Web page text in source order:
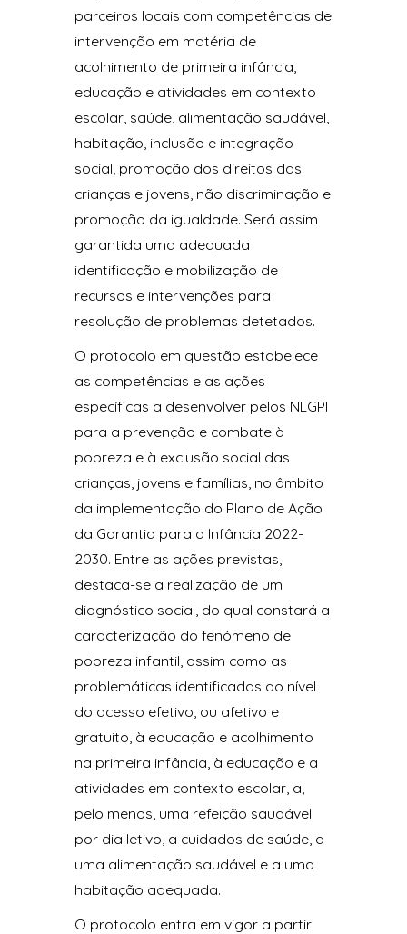
parceiros locais com competências de
intervenção em matéria de
acolhimento de primeira infância,
educação e atividades em contexto
escolar, saúde, alimentação saudável,
habitação, inclusão e integração
social, promoção dos direitos das
crianças e jovens, não discriminação e
promoção da igualdade. Será assim
garantida uma adequada
identificação e mobilização de
recursos e intervenções para
resolução de problemas detetados.
O protocolo em questão estabelece
as competências e as ações
específicas a desenvolver pelos NLGPI
para a prevenção e combate à
pobreza e à exclusão social das
crianças, jovens e famílias, no âmbito
da implementação do Plano de Ação
da Garantia para a Infância 2022-
2030. Entre as ações previstas,
destaca-se a realização de um
diagnóstico social, do qual constará a
caracterização do fenómeno de
pobreza infantil, assim como as
problemáticas identificadas ao nível
do acesso efetivo, ou afetivo e
gratuito, à educação e acolhimento
na primeira infância, à educação e a
atividades em contexto escolar, a,
pelo menos, uma refeição saudável
por dia letivo, a cuidados de saúde, a
uma alimentação saudável e a uma
habitação adequada.
O protocolo entra em vigor a partir